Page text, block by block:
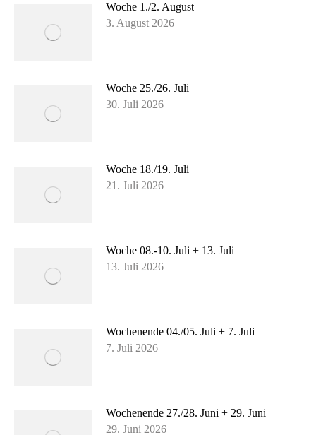
Woche 1./2. August
3. August 2026
Woche 25./26. Juli
30. Juli 2026
Woche 18./19. Juli
21. Juli 2026
Woche 08.-10. Juli + 13. Juli
13. Juli 2026
Wochenende 04./05. Juli + 7. Juli
7. Juli 2026
Wochenende 27./28. Juni + 29. Juni
29. Juni 2026